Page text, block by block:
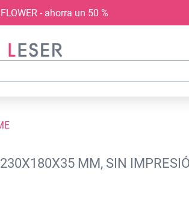
- ahorra un 50 %
MM, SIN